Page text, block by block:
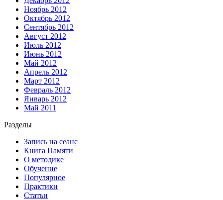
Ноябрь 2012
Октябрь 2012
Сентябрь 2012
Август 2012
Июль 2012
Июнь 2012
Май 2012
Апрель 2012
Март 2012
Февраль 2012
Январь 2012
Май 2011
Разделы
Запись на сеанс
Книга Памяти
О методике
Обучение
Популярное
Практики
Статьи